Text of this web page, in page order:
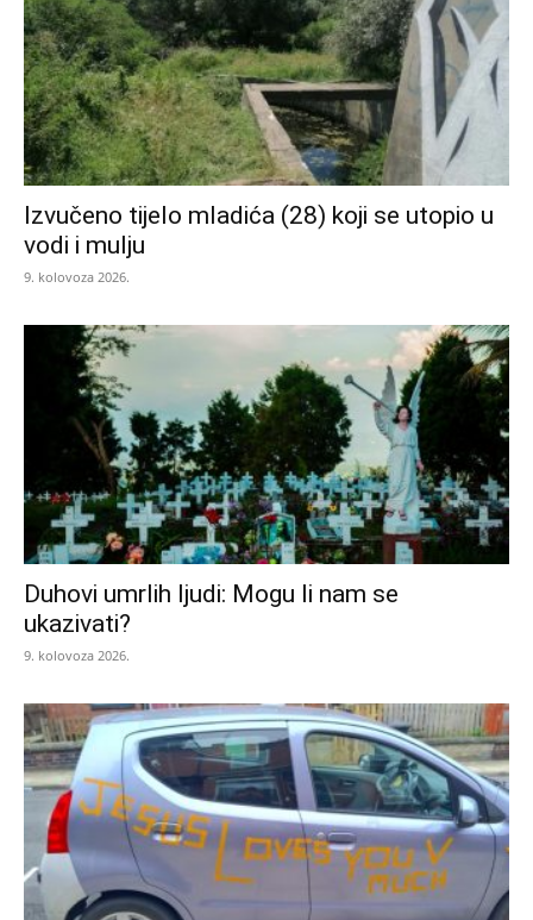
Izvučeno tijelo mladića (28) koji se utopio u
vodi i mulju
9. kolovoza 2026.
Duhovi umrlih ljudi: Mogu li nam se
ukazivati?
9. kolovoza 2026.